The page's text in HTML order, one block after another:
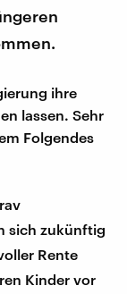
ihre
lassen. Sehr
Folgendes
sich zukünftig
Rente
Kinder vor